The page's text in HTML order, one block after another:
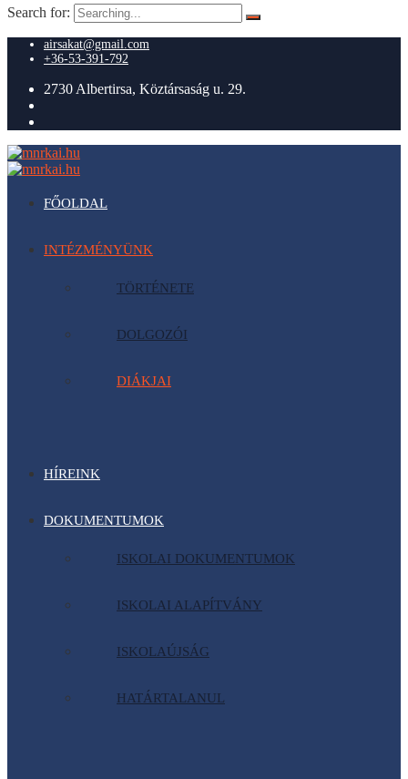
Search for:
airsakat@gmail.com
+36-53-391-792
2730 Albertirsa, Köztársaság u. 29.
FŐOLDAL
INTÉZMÉNYÜNK
TÖRTÉNETE
DOLGOZÓI
DIÁKJAI
HÍREINK
DOKUMENTUMOK
ISKOLAI DOKUMENTUMOK
ISKOLAI ALAPÍTVÁNY
ISKOLAÚJSÁG
HATÁRTALANUL